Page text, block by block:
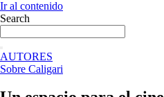
Ir al contenido
Search
AUTORES
Sobre Caligari